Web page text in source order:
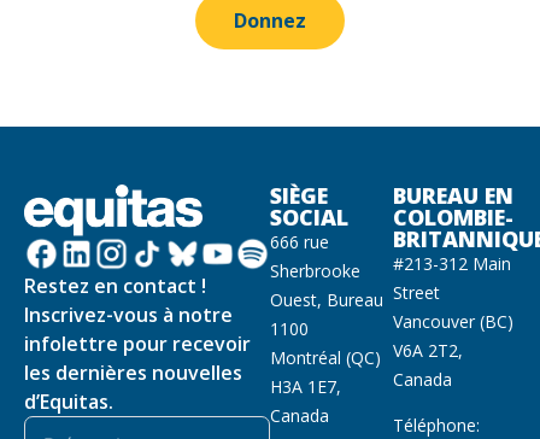
Donnez
Restez en contact !
Inscrivez-vous à notre
infolettre pour recevoir
les dernières nouvelles
d’Equitas.
SIÈGE
SOCIAL
666 rue
Sherbrooke
Ouest, Bureau
1100
Montréal (QC)
H3A 1E7,
Canada
BUREAU EN
COLOMBIE-
#213-312 Main
Street
Vancouver (BC)
V6A 2T2,
Canada
Téléphone: